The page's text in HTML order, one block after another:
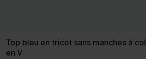
Top bleu en tricot sans manches à col
en V